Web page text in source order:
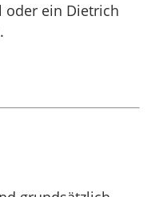
oder ein Dietrich